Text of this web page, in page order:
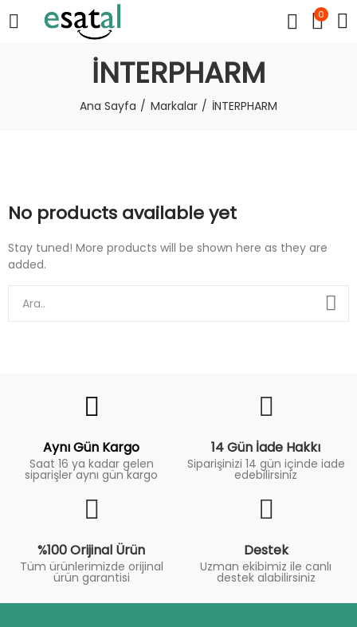
0
İNTERPHARM
Ana Sayfa Markalar İNTERPHARM
No products available yet
Stay tuned! More products will be shown here as they are
added.
Aynı Gün Kargo
Saat 16 ya kadar gelen
siparişler aynı gün kargo
14 Gün İade Hakkı
Siparişinizi 14 gün içinde iade
edebilirsiniz
%100 Orijinal Ürün
Tüm ürünlerimizde orijinal
ürün garantisi
Destek
Uzman ekibimiz ile canlı
destek alabilirsiniz